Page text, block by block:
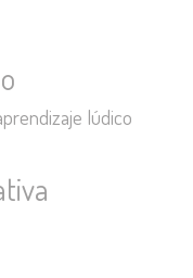
lúdico